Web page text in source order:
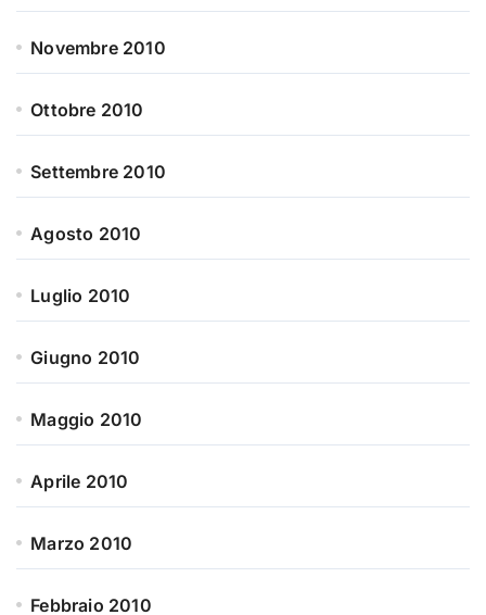
Novembre 2010
Ottobre 2010
Settembre 2010
Agosto 2010
Luglio 2010
Giugno 2010
Maggio 2010
Aprile 2010
Marzo 2010
Febbraio 2010